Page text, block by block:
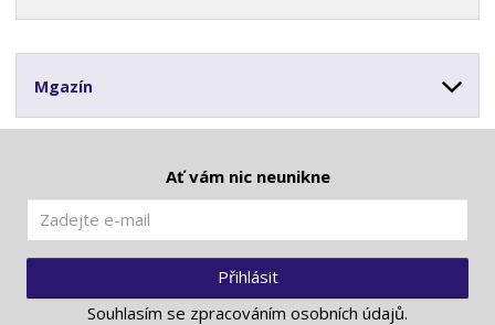
Mgazín
Ať vám nic neunikne
Přihlásit
Souhlasím se zpracováním osobních údajů.